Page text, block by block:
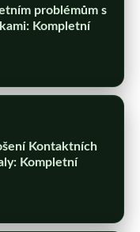
problémům s
Kompletní
Kontaktních
Kompletní